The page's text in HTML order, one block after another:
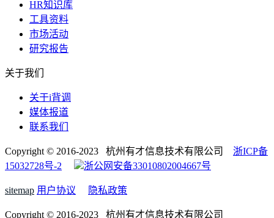
HR知识库
工具资料
市场活动
研究报告
关于我们
关于i背调
媒体报道
联系我们
Copyright © 2016-2023 杭州有才信息技术有限公司 浙ICP备
15032728号-2
浙公网安备33010802004667号
sitemap 用户协议 隐私政策
Copyright © 2016-2023 杭州有才信息技术有限公司